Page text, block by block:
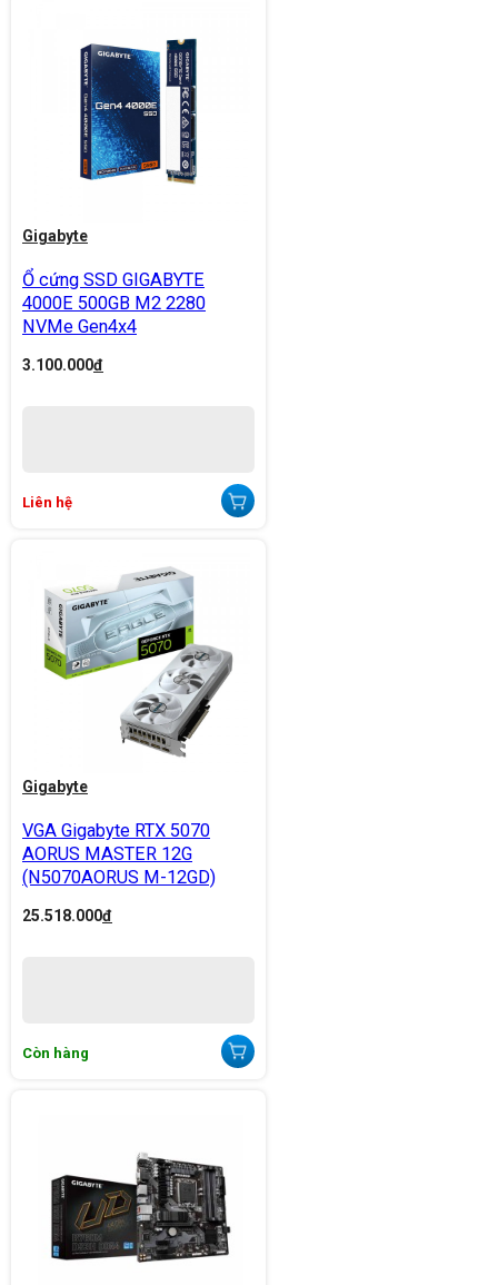
Gigabyte
Ổ cứng SSD GIGABYTE
4000E 500GB M2 2280
NVMe Gen4x4
3.100.000đ
Liên hệ
Gigabyte
VGA Gigabyte RTX 5070
AORUS MASTER 12G
(N5070AORUS M-12GD)
25.518.000đ
Còn hàng